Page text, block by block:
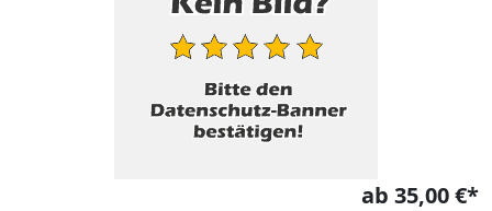
ab 35,00 €*